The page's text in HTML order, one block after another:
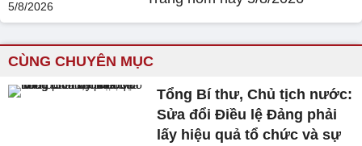
CÙNG CHUYÊN MỤC
Tổng Bí thư, Chủ tịch nước:
Sửa đổi Điều lệ Đảng phải
lấy hiệu quả tổ chức và sự